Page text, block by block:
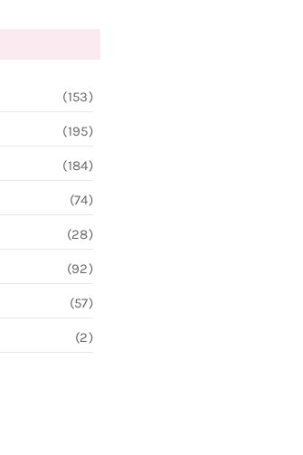
(153)
(195)
(184)
(74)
(28)
(92)
(57)
(2)